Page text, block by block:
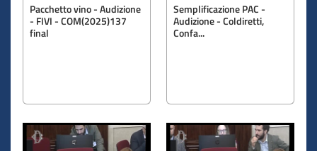
Pacchetto vino - Audizione
- FIVI - COM(2025)137
final
Semplificazione PAC -
Audizione - Coldiretti,
Confa...